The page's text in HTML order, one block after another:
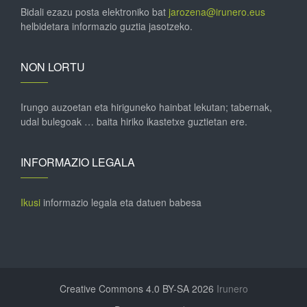
Bidali ezazu posta elektroniko bat jarozena@irunero.eus
helbidetara informazio guztia jasotzeko.
NON LORTU
Irungo auzoetan eta hiriguneko hainbat lekutan; tabernak,
udal bulegoak … baita hiriko ikastetxe guztietan ere.
INFORMAZIO LEGALA
Ikusi informazio legala eta datuen babesa
Creative Commons 4.0 BY-SA 2026 Irunero